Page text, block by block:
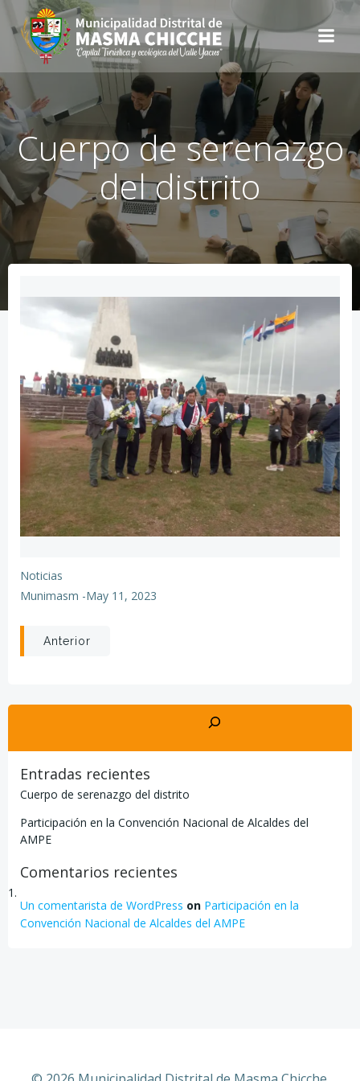
Cuerpo de serenazgo
del distrito
Noticias
Munimasm -May 11, 2023
Anterior
Entradas recientes
Cuerpo de serenazgo del distrito
Participación en la Convención Nacional de Alcaldes del
AMPE
Comentarios recientes
Un comentarista de WordPress on Participación en la
Convención Nacional de Alcaldes del AMPE